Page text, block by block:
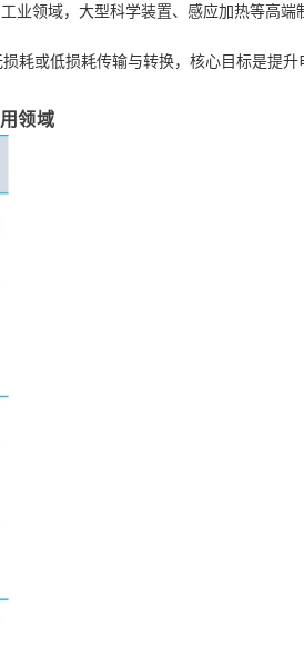
领域，大型科学装置、感应加热等高端
耗或低损耗传输与转换，核心目标是提
领域